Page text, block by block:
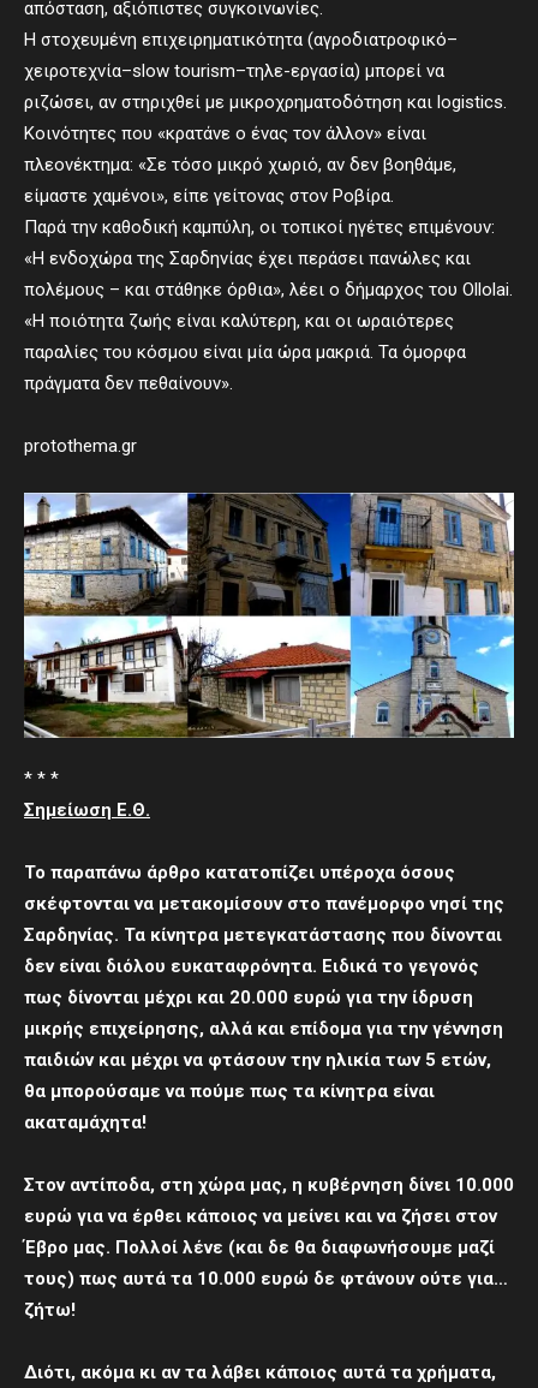
απόσταση, αξιόπιστες συγκοινωνίες.
Η στοχευμένη επιχειρηματικότητα (αγροδιατροφικό–
χειροτεχνία–slow tourism–τηλε-εργασία) μπορεί να
ριζώσει, αν στηριχθεί με μικροχρηματοδότηση και logistics.
Κοινότητες που «κρατάνε ο ένας τον άλλον» είναι
πλεονέκτημα: «Σε τόσο μικρό χωριό, αν δεν βοηθάμε,
είμαστε χαμένοι», είπε γείτονας στον Ροβίρα.
Παρά την καθοδική καμπύλη, οι τοπικοί ηγέτες επιμένουν:
«Η ενδοχώρα της Σαρδηνίας έχει περάσει πανώλες και
πολέμους – και στάθηκε όρθια», λέει ο δήμαρχος του Ollolai.
«Η ποιότητα ζωής είναι καλύτερη, και οι ωραιότερες
παραλίες του κόσμου είναι μία ώρα μακριά. Τα όμορφα
πράγματα δεν πεθαίνουν».
protothema.gr
* * *
Σημείωση Ε.Θ.
Το παραπάνω άρθρο κατατοπίζει υπέροχα όσους
σκέφτονται να μετακομίσουν στο πανέμορφο νησί της
Σαρδηνίας. Τα κίνητρα μετεγκατάστασης που δίνονται
δεν είναι διόλου ευκαταφρόνητα. Ειδικά το γεγονός
πως δίνονται μέχρι και 20.000 ευρώ για την ίδρυση
μικρής επιχείρησης, αλλά και επίδομα για την γέννηση
παιδιών και μέχρι να φτάσουν την ηλικία των 5 ετών,
θα μπορούσαμε να πούμε πως τα κίνητρα είναι
ακαταμάχητα!
Στον αντίποδα, στη χώρα μας, η κυβέρνηση δίνει 10.000
ευρώ για να έρθει κάποιος να μείνει και να ζήσει στον
Έβρο μας. Πολλοί λένε (και δε θα διαφωνήσουμε μαζί
τους) πως αυτά τα 10.000 ευρώ δε φτάνουν ούτε για…
ζήτω!
Διότι, ακόμα κι αν τα λάβει κάποιος αυτά τα χρήματα,